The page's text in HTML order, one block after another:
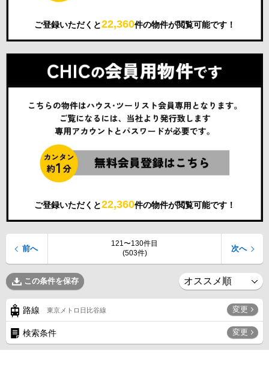
ご登録いただくと22,360件の物件が閲覧可能です！
ご登録いただくと22,360件の物件が閲覧可能です！
121〜130件目
(503件)
前へ 次へ
この条件を保存
路線 東京メトロ日比谷線 変更
検索条件 変更